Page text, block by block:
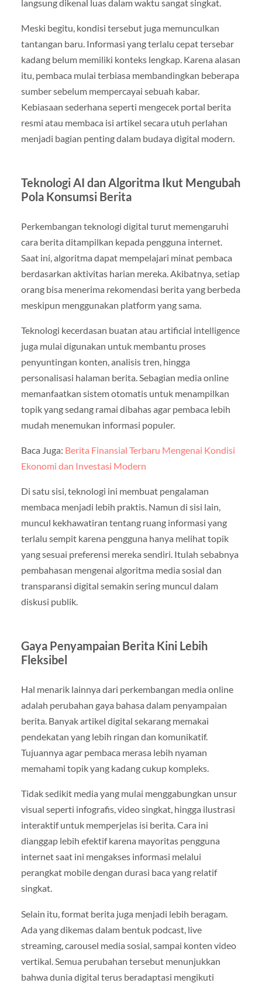
langsung dikenal luas dalam waktu sangat singkat.
Meski begitu, kondisi tersebut juga memunculkan
tantangan baru. Informasi yang terlalu cepat tersebar
kadang belum memiliki konteks lengkap. Karena alasan
itu, pembaca mulai terbiasa membandingkan beberapa
sumber sebelum mempercayai sebuah kabar.
Kebiasaan sederhana seperti mengecek portal berita
resmi atau membaca isi artikel secara utuh perlahan
menjadi bagian penting dalam budaya digital modern.
Teknologi AI dan Algoritma Ikut Mengubah
Pola Konsumsi Berita
Perkembangan teknologi digital turut memengaruhi
cara berita ditampilkan kepada pengguna internet.
Saat ini, algoritma dapat mempelajari minat pembaca
berdasarkan aktivitas harian mereka. Akibatnya, setiap
orang bisa menerima rekomendasi berita yang berbeda
meskipun menggunakan platform yang sama.
Teknologi kecerdasan buatan atau artificial intelligence
juga mulai digunakan untuk membantu proses
penyuntingan konten, analisis tren, hingga
personalisasi halaman berita. Sebagian media online
memanfaatkan sistem otomatis untuk menampilkan
topik yang sedang ramai dibahas agar pembaca lebih
mudah menemukan informasi populer.
Baca Juga: Berita Finansial Terbaru Mengenai Kondisi
Ekonomi dan Investasi Modern
Di satu sisi, teknologi ini membuat pengalaman
membaca menjadi lebih praktis. Namun di sisi lain,
muncul kekhawatiran tentang ruang informasi yang
terlalu sempit karena pengguna hanya melihat topik
yang sesuai preferensi mereka sendiri. Itulah sebabnya
pembahasan mengenai algoritma media sosial dan
transparansi digital semakin sering muncul dalam
diskusi publik.
Gaya Penyampaian Berita Kini Lebih
Fleksibel
Hal menarik lainnya dari perkembangan media online
adalah perubahan gaya bahasa dalam penyampaian
berita. Banyak artikel digital sekarang memakai
pendekatan yang lebih ringan dan komunikatif.
Tujuannya agar pembaca merasa lebih nyaman
memahami topik yang kadang cukup kompleks.
Tidak sedikit media yang mulai menggabungkan unsur
visual seperti infografis, video singkat, hingga ilustrasi
interaktif untuk memperjelas isi berita. Cara ini
dianggap lebih efektif karena mayoritas pengguna
internet saat ini mengakses informasi melalui
perangkat mobile dengan durasi baca yang relatif
singkat.
Selain itu, format berita juga menjadi lebih beragam.
Ada yang dikemas dalam bentuk podcast, live
streaming, carousel media sosial, sampai konten video
vertikal. Semua perubahan tersebut menunjukkan
bahwa dunia digital terus beradaptasi mengikuti